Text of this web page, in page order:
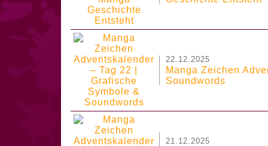
22.12.2025
Manga Zeichen
Soundwords
21.12.2025